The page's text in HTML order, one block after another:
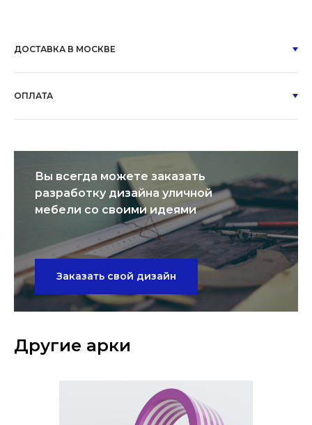
ДОСТАВКА В МОСКВЕ
ОПЛАТА
Вы всегда можете заказать
разработку дизайна уличной
мебели со своими идеями
Заказать свой дизайн
Другие арки